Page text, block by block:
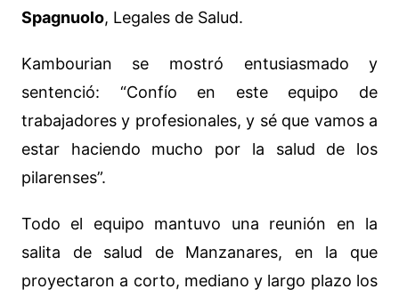
Spagnuolo, Legales de Salud.
Kambourian se mostró entusiasmado y
sentenció: “Confío en este equipo de
trabajadores y profesionales, y sé que vamos a
estar haciendo mucho por la salud de los
pilarenses”.
Todo el equipo mantuvo una reunión en la
salita de salud de Manzanares, en la que
proyectaron a corto, mediano y largo plazo los